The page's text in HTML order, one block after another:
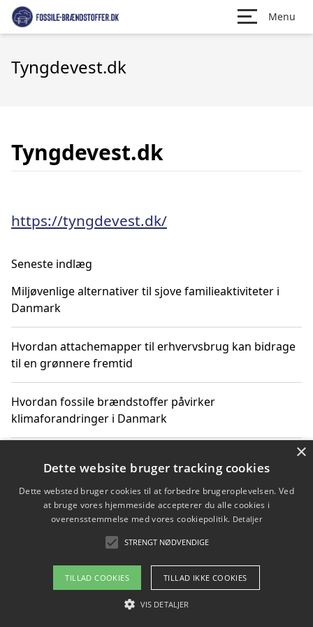
Menu
Tyngdevest.dk
Tyngdevest.dk
https://tyngdevest.dk/
Seneste indlæg
Miljøvenlige alternativer til sjove familieaktiviteter i
Danmark
Hvordan attachemapper til erhvervsbrug kan bidrage
til en grønnere fremtid
Hvordan fossile brændstoffer påvirker
klimaforandringer i Danmark
klimaændringer
Hvordan citater om fossile brændstoffer kan ændre
Copyright 2026 - Pilanto Aps
Om / kontakt
×
Dette website bruger tracking cookies
Dette websted bruger cookies til at forbedre brugeroplevelsen. Ved
at bruge vores hjemmeside accepterer du alle cookies i
overensstemmelse med vores cookiepolitik. Detaljer
STRENGT NØDVENDIGE
TILLAD COOKIES TILLAD IKKE COOKIES
VIS DETALJER